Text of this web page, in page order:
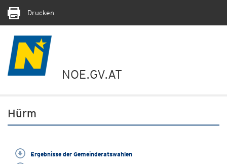
Drucken
NOE.GV.AT
Hürm
Ergebnisse der Gemeinderatswahlen